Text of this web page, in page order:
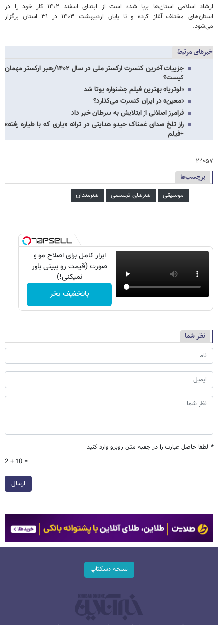
ارشاد اسلامی استان‌ها برپا شده است از ابتدای اسفند ۱۴۰۲ کار خود را در
استان‌های مختلف آغاز کرده و تا پایان اردیبهشت ۱۴۰۳ در ۳۱ استان برگزار
می‌شود.
خبرهای مرتبط
جزییات آخرین کنسرت ارکستر ملی در سال ۱۴۰۲/رهبر ارکستر مهمان
کیست؟
«لوتریا» بهترین فیلم جشنواره یوتا شد
«معین» در ایران کنسرت می‌گذارد؟
فرامرز اصلانی از ابتلایش به سرطان خبر داد
راز تلخ صدای غمناک حیدو هدایتی در ترانه «یاری که با طیاره رفته»
+فیلم
۲۲۰۵۷
برچسب‌ها
موسیقی هنرهای تجسمی هنرمندان
ابزار کامل برای اصلاح مو و
صورت (قیمت رو ببینی باور
نمیکنی!)
باتخفیف بخر
نظر شما
* لطفا حاصل عبارت را در جعبه متن روبرو وارد کنید
2 + 10 =
ارسال
نسخه دسکتاپ